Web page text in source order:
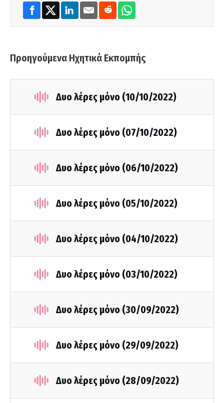
Προηγούμενα Ηχητικά Εκπομπής
Δυο λέρες μόνο (10/10/2022)
Δυο λέρες μόνο (07/10/2022)
Δυο λέρες μόνο (06/10/2022)
Δυο λέρες μόνο (05/10/2022)
Δυο λέρες μόνο (04/10/2022)
Δυο λέρες μόνο (03/10/2022)
Δυο λέρες μόνο (30/09/2022)
Δυο λέρες μόνο (29/09/2022)
Δυο λέρες μόνο (28/09/2022)